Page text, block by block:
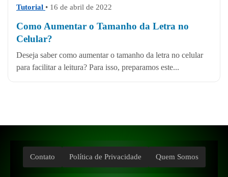
Tutorial • 16 de abril de 2022
Como Aumentar o Tamanho da Letra no
Celular?
Deseja saber como aumentar o tamanho da letra no celular
para facilitar a leitura? Para isso, preparamos este...
Contato Política de Privacidade Quem Somos